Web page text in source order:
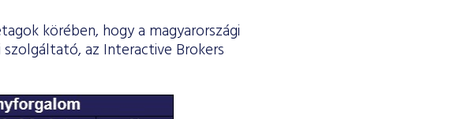
körében, hogy a magyarországi
az Interactive Brokers